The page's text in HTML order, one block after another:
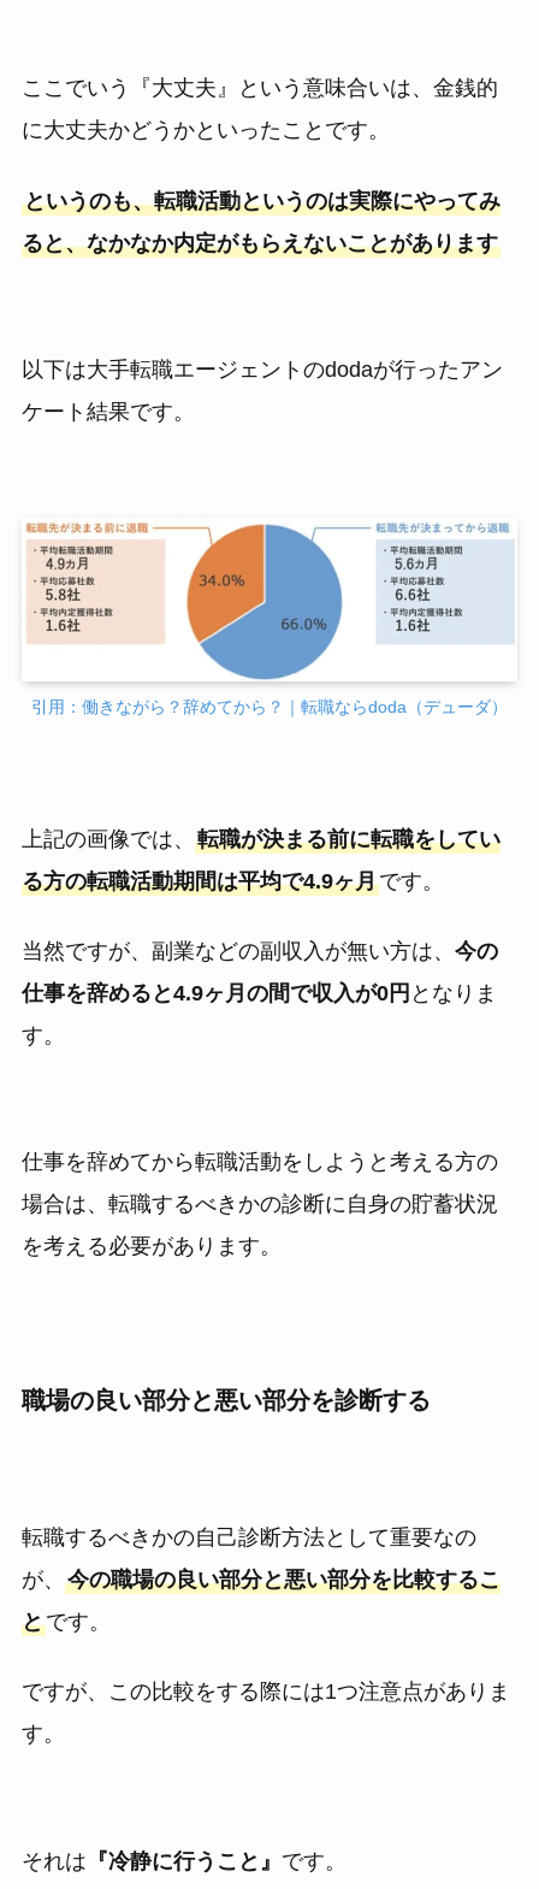
ここでいう『大丈夫』という意味合いは、金銭的
に大丈夫かどうかといったことです。
というのも、転職活動というのは実際にやってみ
ると、なかなか内定がもらえないことがあります
以下は大手転職エージェントのdodaが行ったアン
ケート結果です。
引用：働きながら？辞めてから？｜転職ならdoda（デューダ）
上記の画像では、 転職が決まる前に転職をしてい
る方の転職活動期間は平均で4.9ヶ月です。
当然ですが、副業などの副収入が無い方は、 今の
仕事を辞めると4.9ヶ月の間で収入が0円 となりま
す。
仕事を辞めてから転職活動をしようと考える方の
場合は、転職するべきかの診断に自身の貯蓄状況
を考える必要があります。
職場の良い部分と悪い部分を診断する
転職するべきかの自己診断方法として重要なの
が、 今の職場の良い部分と悪い部分を比較するこ
とです。
ですが、この比較をする際には1つ注意点がありま
す。
それは 『冷静に行うこと』 です。